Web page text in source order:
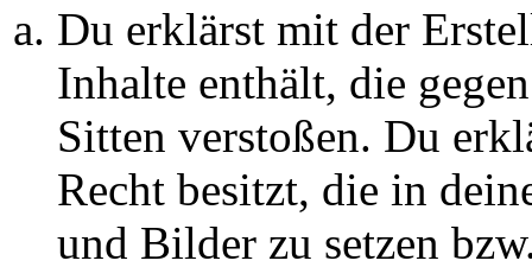
Du erklärst mit der
Inhalte enthält, die
Sitten verstoßen. Du
Recht besitzt, die in
und Bilder zu setzen